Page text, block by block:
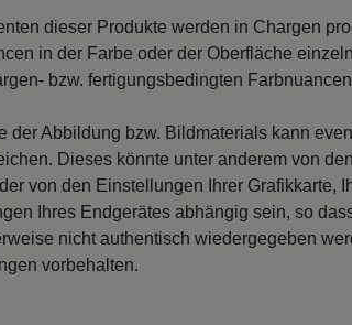
dieser Produkte werden in Chargen
in der Farbe oder der Oberfläche
bzw. fertigungsbedingten
der Abbildung bzw. Bildmaterials kann
Dieses könnte unter anderem von
von den Einstellungen Ihrer Grafikkarte,
Ihres Endgerätes abhängig sein, so
nicht authentisch wiedergegeben
vorbehalten.